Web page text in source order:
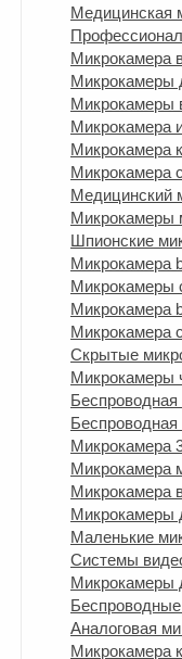
Медицинская
Микрокамера
Микрокамеры
Микрокамеры
Микрокамера
Микрокамера
Микрокамера
Медицинский
Микрокамеры
Шпионские
Микрокамера
Микрокамеры
Микрокамера
Микрокамера
Скрытые
Микрокамеры
Беспроводная
Микрокамера
Микрокамера
Микрокамера
Микрокамеры
Маленькие
Системы
Микрокамеры
Аналоговая
Микрокамера